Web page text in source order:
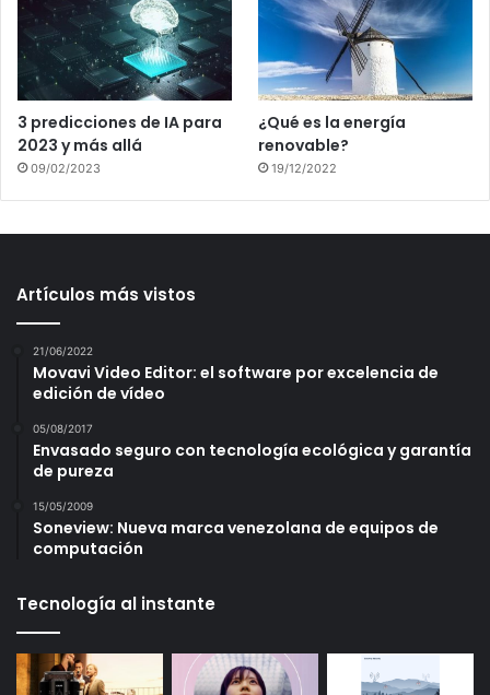
3 predicciones de IA para
2023 y más allá
09/02/2023
¿Qué es la energía
renovable?
19/12/2022
Artículos más vistos
21/06/2022
Movavi Video Editor: el software por excelencia de
edición de vídeo
05/08/2017
Envasado seguro con tecnología ecológica y garantía
de pureza
15/05/2009
Soneview: Nueva marca venezolana de equipos de
computación
Tecnología al instante